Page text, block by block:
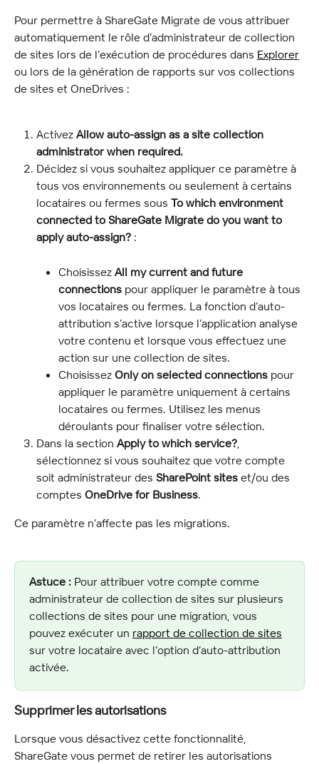
Pour permettre à ShareGate Migrate de vous attribuer
automatiquement le rôle d’administrateur de collection
de sites lors de l’exécution de procédures dans Explorer
ou lors de la génération de rapports sur vos collections
de sites et OneDrives :
Activez Allow auto-assign as a site collection
administrator when required.
Décidez si vous souhaitez appliquer ce paramètre à
tous vos environnements ou seulement à certains
locataires ou fermes sous To which environment
connected to ShareGate Migrate do you want to
apply auto-assign? :
Choisissez All my current and future
connections pour appliquer le paramètre à tous
vos locataires ou fermes. La fonction d’auto-
attribution s’active lorsque l’application analyse
votre contenu et lorsque vous effectuez une
action sur une collection de sites.
Choisissez Only on selected connections pour
appliquer le paramètre uniquement à certains
locataires ou fermes. Utilisez les menus
déroulants pour finaliser votre sélection.
Dans la section Apply to which service?
sélectionnez si vous souhaitez que votre compte
soit administrateur des SharePoint sites et/ou des
comptes OneDrive for Business.
Ce paramètre n’affecte pas les migrations.
Astuce : Pour attribuer votre compte comme
administrateur de collection de sites sur plusieurs
collections de sites pour une migration, vous
pouvez exécuter un rapport de collection de sites
sur votre locataire avec l’option d’auto-attribution
activée.
Supprimer les autorisations
Lorsque vous désactivez cette fonctionnalité,
ShareGate vous permet de retirer les autorisations